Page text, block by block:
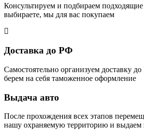
Консультируем и подбираем
выбираете, мы для вас покупаем
Доставка до РФ
Самостоятельно организуем доставку
берем на себя таможенное оформление
Выдача авто
После прохождения всех этапов
нашу охраняемую территорию и выдаем